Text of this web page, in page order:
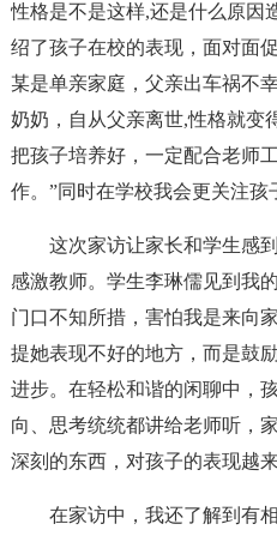
性格是不是这样,还是什么原因
绍了孩子在校的表现，面对面
某是单亲家庭，父亲出车祸不
奶奶，自从父亲离世,性格就变
把孩子培养好，一定配合老师
作。”同时在学校我会更关注孩
这次家访让家长和学生感
感激教师。学生李琳儒见到我
门口不知所措，害怕我是来向
提她表现不好的地方，而是鼓
进步。在轻松和谐的闲聊中，
向、思考统统都讲给老师听，
深刻的东西，对孩子的表现越来
在家访中，我还了解到有